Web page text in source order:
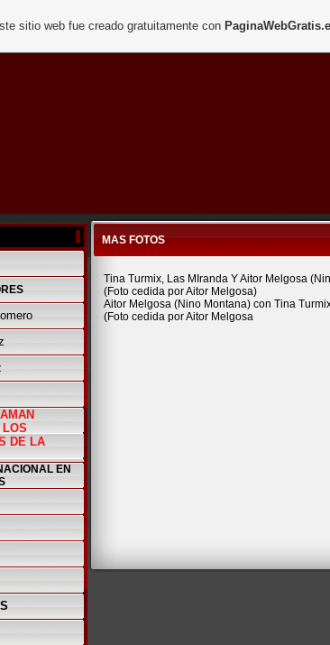
LOS
DE LA
EN
MAS FOTOS
Tina Turmix, Las MIranda Y Aitor Melgosa
(Foto cedida por Aitor Melgosa)
Aitor Melgosa (Nino Montana) con Tina
(Foto cedida por Aitor Melgosa
sitio web fue creado gratuitamente con